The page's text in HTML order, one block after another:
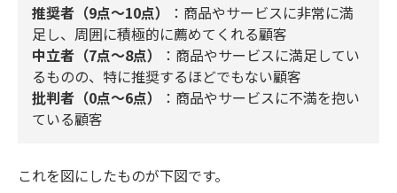
推奨者（9点～10点）
：商品やサービスに非常に満
足し、周囲に積極的に薦めてくれる顧客
中立者（7点～8点）
：商品やサービスに満足してい
るものの、特に推奨するほどでもない顧客
批判者（0点～6点）
：商品やサービスに不満を抱い
ている顧客
これを図にしたものが下図です。